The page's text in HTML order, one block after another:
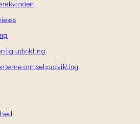
udvikling
om selvudvikling